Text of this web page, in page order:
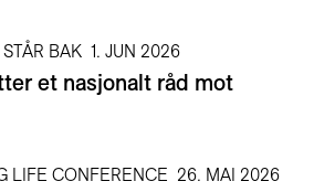
BAK 1. JUN 2026
et nasjonalt råd mot
LIFE CONFERENCE 26. MAI 2026